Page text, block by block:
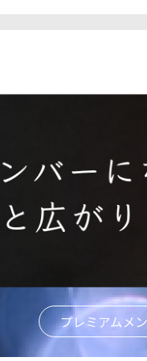
プレミアムメ